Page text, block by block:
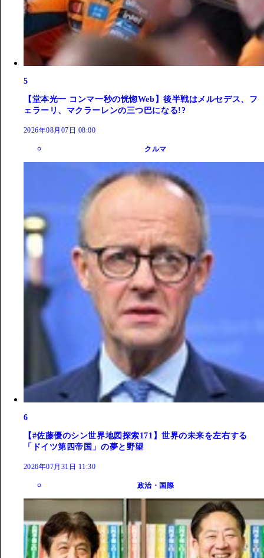
5
【堂本光一 コンマ一秒の恍惚Web】後半戦はメルセデス、フ
ェラーリ、マクラーレンの三つ巴になる!?
2026年08月07日 08:00
クルマ
6
【#佐藤優のシン世界地図探索171】世界の未来を左右する
「ドイツ第四帝国」の夢と野望
2026年07月31日 11:30
政治・国際